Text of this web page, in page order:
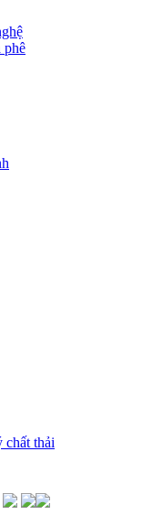
phê
chất thải